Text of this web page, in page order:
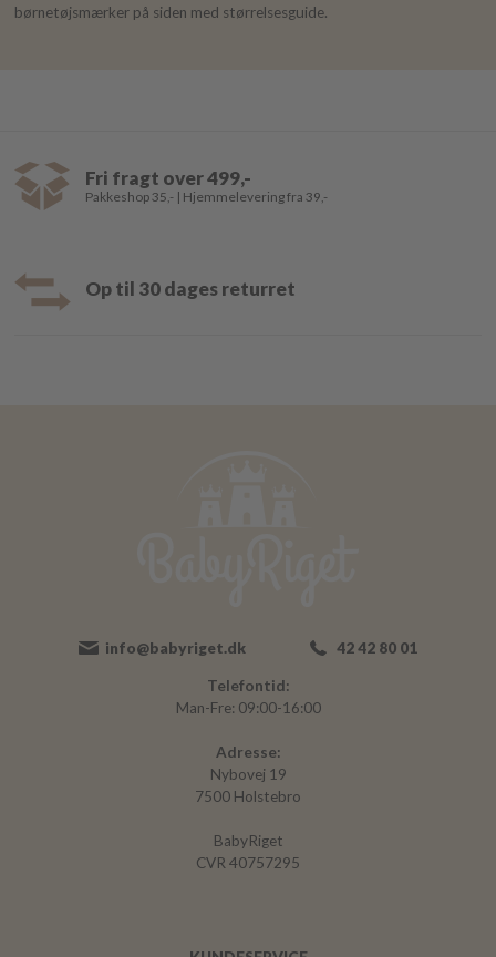
børnetøjsmærker på siden med størrelsesguide.
Fri fragt over 499,-
Pakkeshop 35,- | Hjemmelevering fra 39,-
Op til 30 dages returret
info@babyriget.dk 42 42 80 01
Telefontid:
Man-Fre: 09:00-16:00
Adresse:
Nybovej 19
7500 Holstebro
BabyRiget
CVR 40757295